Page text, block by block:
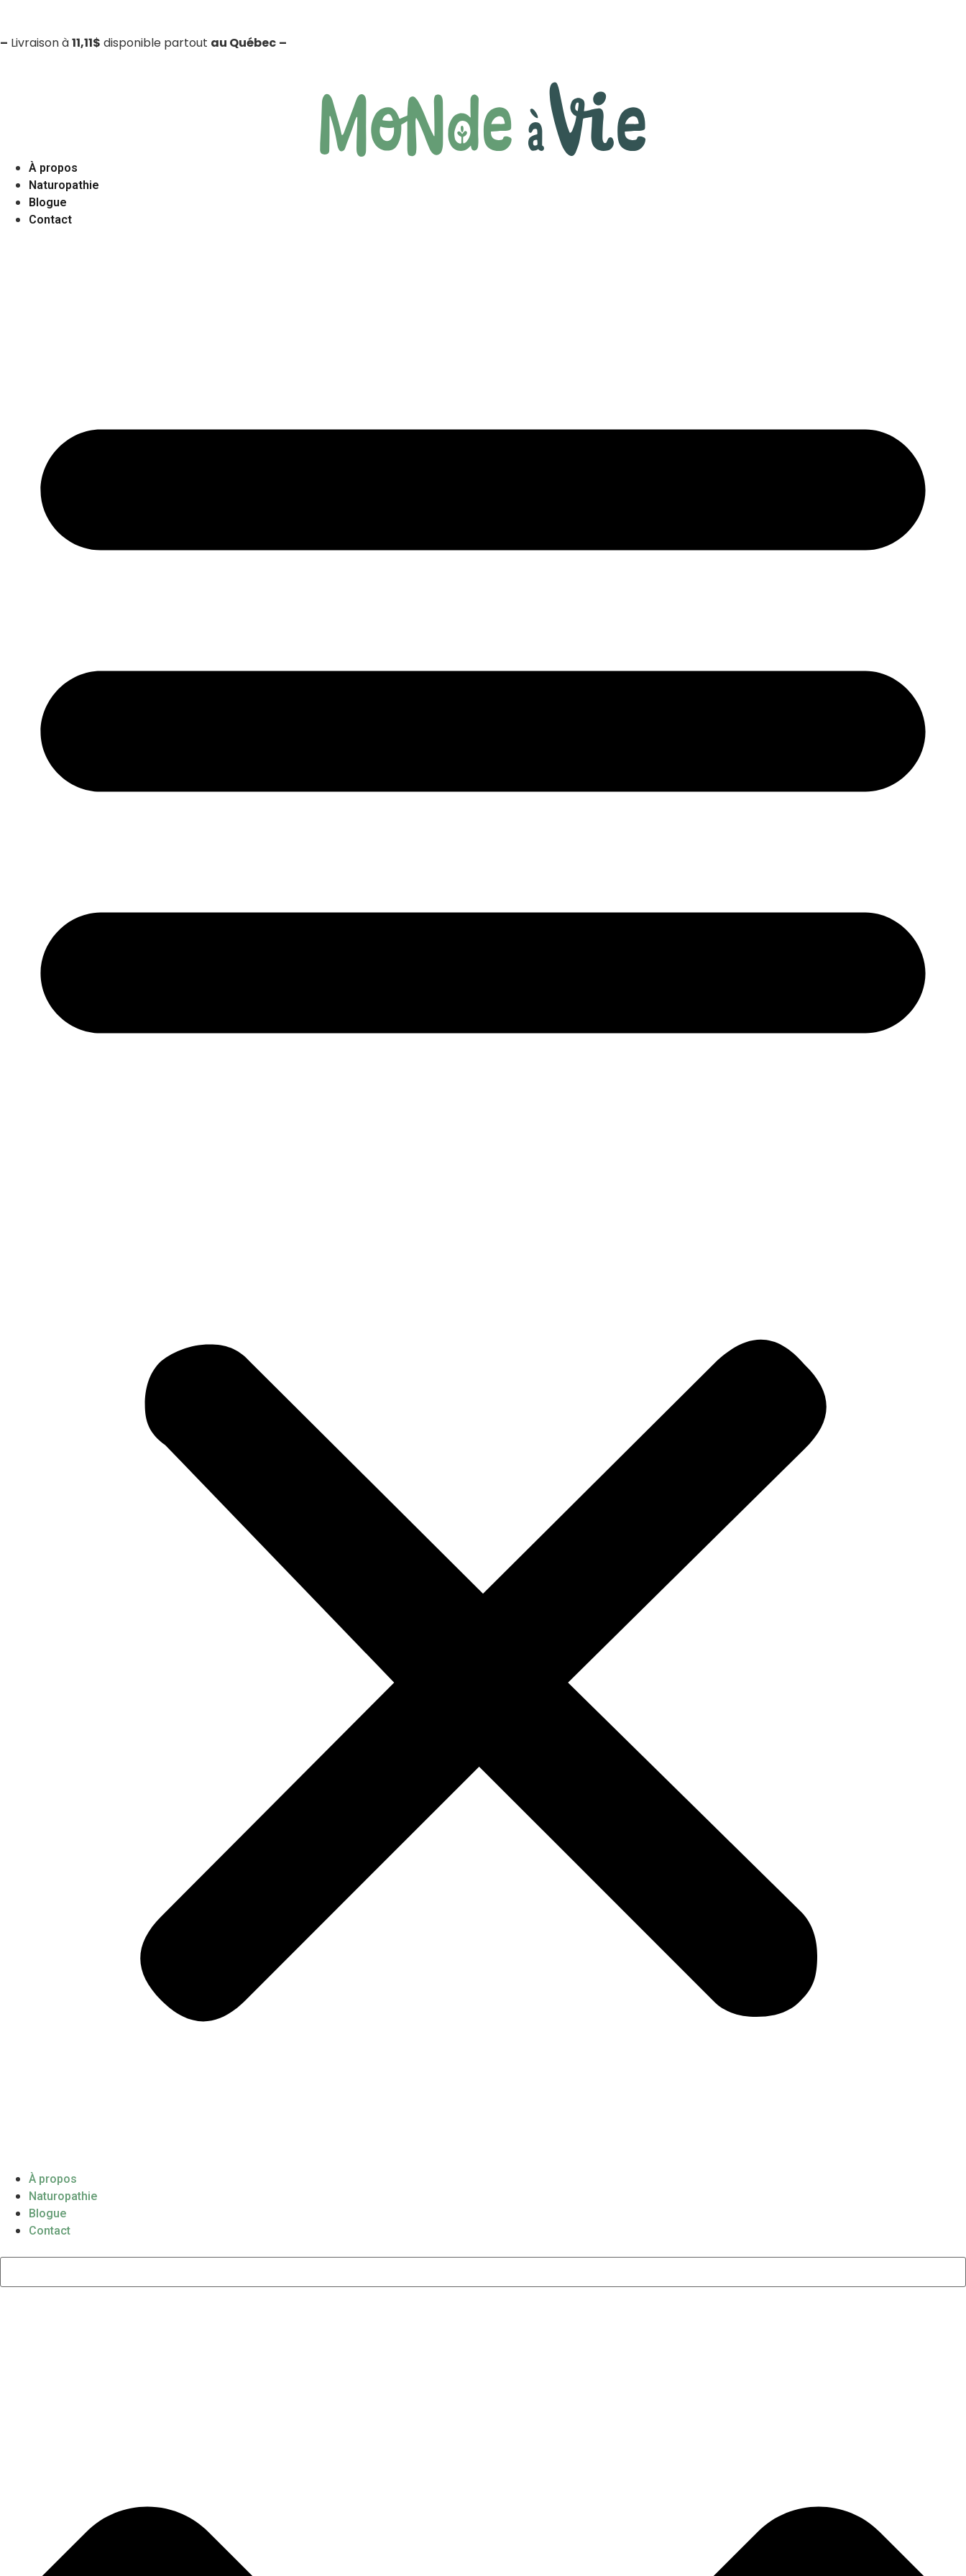
– Livraison à11,11$ disponible partout au Québec –
À propos
Naturopathie
Blogue
Contact
À propos
Naturopathie
Blogue
Contact